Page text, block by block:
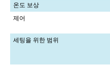
온도 보상
제어
세팅을 위한 범위